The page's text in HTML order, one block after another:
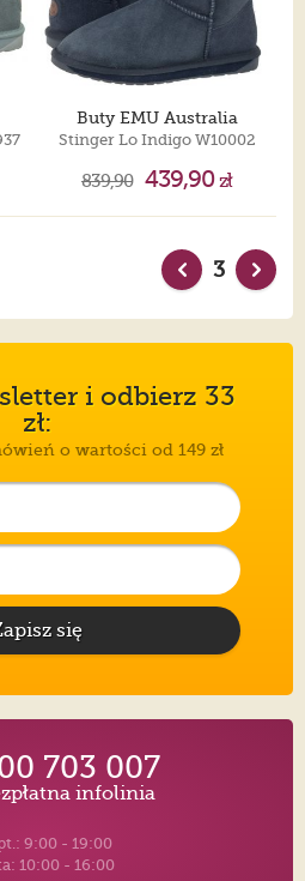
Buty EMU Australia
Stinger Lo Indigo W10002
839,90 439,90zł
3
i odbierz 33
zł:
o wartości od 149 zł
się
703 007
infolinia
9:00 - 19:00
10:00 - 16:00